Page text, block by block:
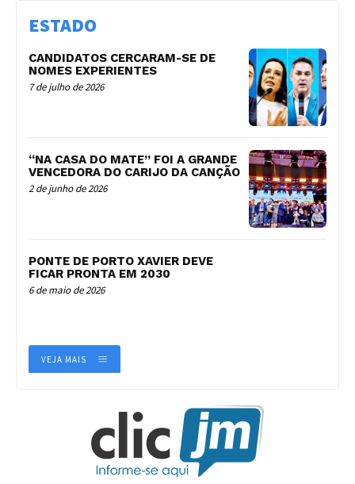
ESTADO
CANDIDATOS CERCARAM-SE DE
NOMES EXPERIENTES
7 de julho de 2026
“NA CASA DO MATE” FOI A GRANDE
VENCEDORA DO CARIJO DA CANÇÃO
2 de junho de 2026
PONTE DE PORTO XAVIER DEVE
FICAR PRONTA EM 2030
6 de maio de 2026
VEJA MAIS